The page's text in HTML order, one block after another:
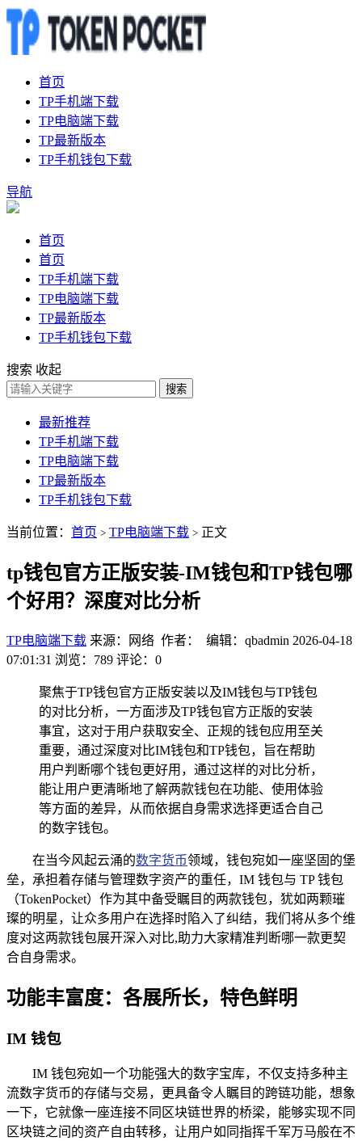
首页
TP手机端下载
TP电脑端下载
TP最新版本
TP手机钱包下载
导航
首页
首页
TP手机端下载
TP电脑端下载
TP最新版本
TP手机钱包下载
搜索 收起
搜索
最新推荐
TP手机端下载
TP电脑端下载
TP最新版本
TP手机钱包下载
当前位置： 首页 > TP电脑端下载 > 正文
tp钱包官方正版安装-IM钱包和TP钱包哪
个好用？深度对比分析
TP电脑端下载 来源：网络 作者： 编辑：qbadmin 2026-04-18
07:01:31 浏览：789 评论：0
聚焦于TP钱包官方正版安装以及IM钱包与TP钱包
的对比分析，一方面涉及TP钱包官方正版的安装
事宜，这对于用户获取安全、正规的钱包应用至关
重要，通过深度对比IM钱包和TP钱包，旨在帮助
用户判断哪个钱包更好用，通过这样的对比分析，
能让用户更清晰地了解两款钱包在功能、使用体验
等方面的差异，从而依据自身需求选择更适合自己
的数字钱包。
在当今风起云涌的数字货币领域，钱包宛如一座坚固的堡
垒，承担着存储与管理数字资产的重任，IM 钱包与 TP 钱包
（TokenPocket）作为其中备受瞩目的两款钱包，犹如两颗璀
璨的明星，让众多用户在选择时陷入了纠结，我们将从多个维
度对这两款钱包展开深入对比,助力大家精准判断哪一款更契
合自身需求。
功能丰富度：各展所长，特色鲜明
IM 钱包
IM 钱包宛如一个功能强大的数字宝库，不仅支持多种主
流数字货币的存储与交易，更具备令人瞩目的跨链功能，想象
一下，它就像一座连接不同区块链世界的桥梁，能够实现不同
区块链之间的资产自由转移，让用户如同指挥千军万马般在不